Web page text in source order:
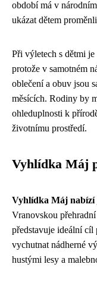
období má v
ukázat dětem
Při výletech s dětmi
protože v samotném
oblečení a obuv jsou
měsících. Rodiny by
ohleduplnosti k
životnímu prostředí.
Vyhlídka Máj
Vyhlídka Máj nabízí
Vranovskou
představuje ideální
vychutnat nádherné
hustými lesy a